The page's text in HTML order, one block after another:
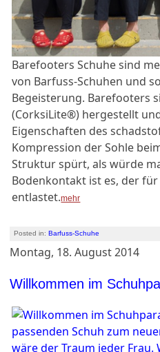
Barefooters Schuhe sind
von Barfuss-Schuhen und
Begeisterung. Barefooters
(CorksiLite®) hergestellt
Eigenschaften des
Kompression der Sohle
Struktur spürt, als würde
Bodenkontakt ist es, der
entlastet.mehr
Posted in:Barfuss-Schuhe
Montag, 18. August 2014
Willkommen im